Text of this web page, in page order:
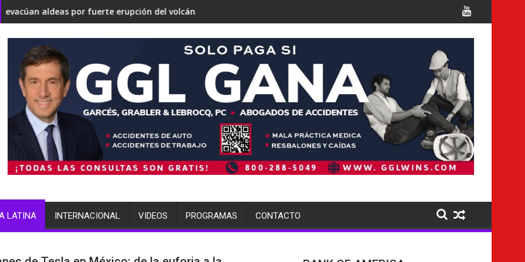
en una 'Gaza silenciosa'
su estrategia nuclear
fuerte erupción del volcán de Fuegoterminó arrestada por múltiples cargos Italia confirma la muerte de 7 nacionales
LATINA INTERNACIONAL VIDEOS PROGRAMAS CONTACTO